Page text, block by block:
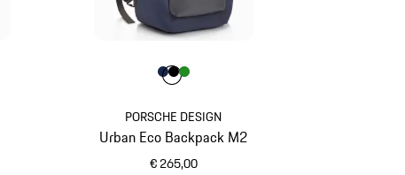
PORSCHE DESIGN
Urban Eco Backpack M2
€ 265,00
Kleur
Kleur
KleurKleur